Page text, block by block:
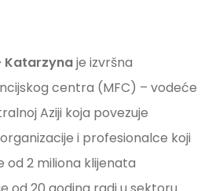
Katarzynaje izvršna
centra (MFC) – vodeće
Aziji koja povezuje
i profesionalce koji
od 2 miliona klijenata